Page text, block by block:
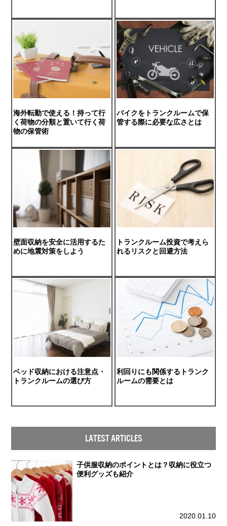
海外転勤で使える！持って行
く荷物の分類と置いて行く荷
物の保管術
バイクをトランクルームで保
管する際に必要な広さとは
壁面収納を安全に活用するた
めに地震対策をしよう
トランクルーム投資で考えら
れるリスクと回避方法
ベッド収納における注意点・
トランクルームの選び方
利回りにも関係するトランク
ルームの需要とは
LATEST ARTICLES
子供服収納のポイントとは？収納に役立つ
便利グッズも紹介
2020.01.10